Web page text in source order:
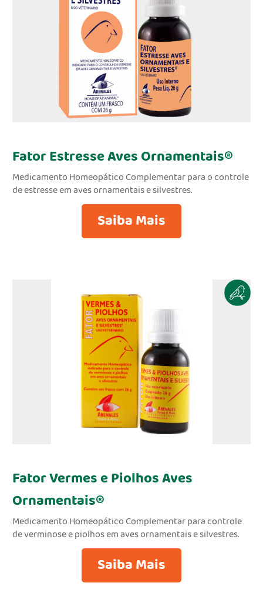
Fator Estresse Aves Ornamentais®
Medicamento Homeopático Complementar para o controle
de estresse em aves ornamentais e silvestres.
Saiba Mais
Fator Vermes e Piolhos Aves
Ornamentais®
Medicamento Homeopático Complementar para controle
de verminose e piolhos em aves ornamentais e silvestres.
Saiba Mais